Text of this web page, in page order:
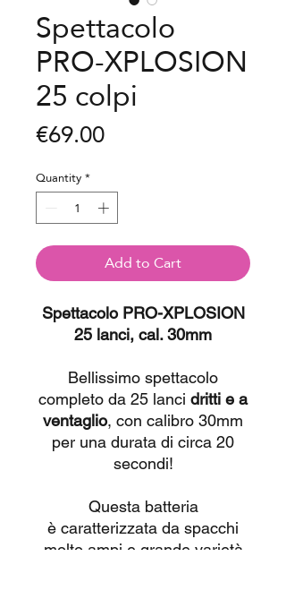
Spettacolo
PRO-XPLOSION
25 colpi
€69.00Price
Quantity*
Add to Cart
Spettacolo PRO-XPLOSION
25 lanci, cal. 30mm
Bellissimo spettacolo
completo da 25 lanci dritti e a
ventaglio, con calibro 30mm
per una durata di circa 20
secondi!
Questa batteria
è caratterizzata da spacchi
molto ampi e grande varietà